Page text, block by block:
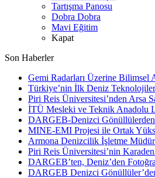
Tartışma Panosu
Dobra Dobra
Mavi Eğitim
Kapat
Son Haberler
Gemi Radarları Üzerine Bilimsel
Türkiye’nin İlk Deniz
Piri Reis Üniversitesi’nden Arsa
İTÜ Mesleki ve Teknik Anadolu
DARGEB-Denizci Gönüllülerden
MINE-EMI Projesi ile Ortak
Armona Denizcilik İşletme
Piri Reis Üniversitesi’nin
DARGEB’ten, Deniz’den
DARGEB Denizci